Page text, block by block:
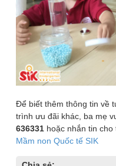
Để biết thêm thông tin về
trình ưu đãi khác, ba mẹ
636331 hoặc nhắn tin
Mầm non Quốc tế SIK